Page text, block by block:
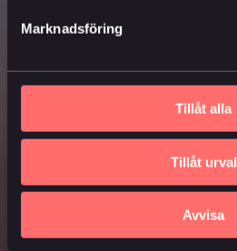
Marknadsföring
Tillåt alla
Tillåt urval
Avvisa